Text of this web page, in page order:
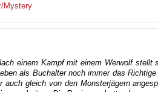
Mystery
einem Kampf mit einem Werwolf stellt
als Buchalter noch immer das
auch gleich von den Monsterjägern